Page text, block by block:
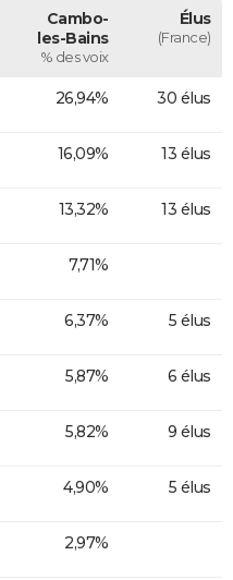
Cambo-
les-Bains
% des voix
Élus
(France)
26,94% 30 élus
16,09% 13 élus
13,32% 13 élus
7,71%
6,37% 5 élus
5,87% 6 élus
5,82% 9 élus
4,90% 5 élus
2,97%